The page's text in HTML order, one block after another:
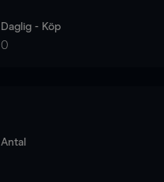
Daglig - Köp
0
Antal